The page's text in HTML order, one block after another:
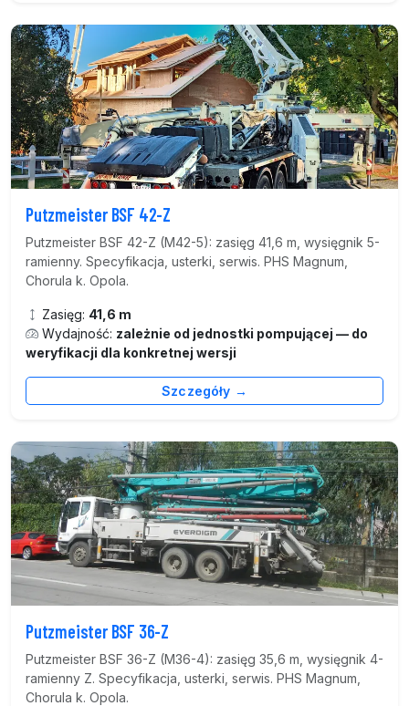
Putzmeister BSF 42-Z
Putzmeister BSF 42-Z (M42-5): zasięg 41,6 m, wysięgnik 5-
ramienny. Specyfikacja, usterki, serwis. PHS Magnum,
Chorula k. Opola.
Zasięg: 41,6 m
Wydajność: zależnie od jednostki pompującej — do
weryfikacji dla konkretnej wersji
Szczegóły →
Putzmeister BSF 36-Z
Putzmeister BSF 36-Z (M36-4): zasięg 35,6 m, wysięgnik 4-
ramienny Z. Specyfikacja, usterki, serwis. PHS Magnum,
Chorula k. Opola.